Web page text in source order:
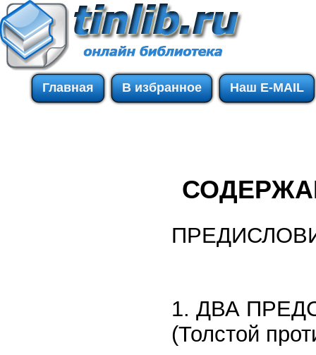
Главная В избранное Наш E-MAIL
1. ДВА
(Толстой